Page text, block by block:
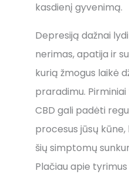
kasdienį gyvenimą.
Depresiją dažnai
nerimas, apatija ir
kurią žmogus laikė
praradimu.
CBD gali padėti
procesus jūsų
šių simptomų
Plačiau apie